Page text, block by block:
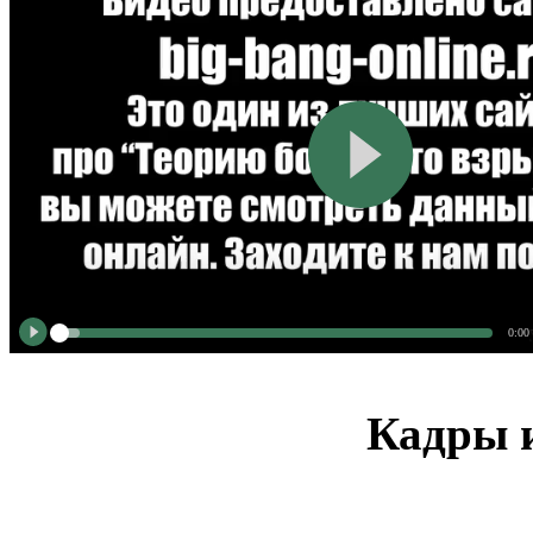
0:00
Кадры